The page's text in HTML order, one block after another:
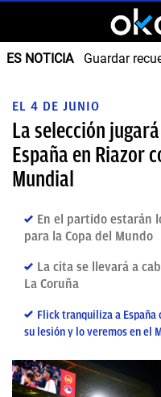
ES NOTICIA Guardar
EL 4 DE JUNIO
La selección
España en Riazor
Mundial
En el partido estarán
para la Copa del Mundo
La cita se llevará a
La Coruña
Flick tranquiliza a España
su lesión y lo veremos en el